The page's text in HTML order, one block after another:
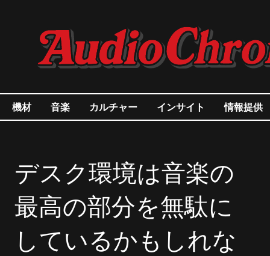
機材 音楽 カルチャー インサイト 情報提供
デスク環境は音楽の
最高の部分を無駄に
しているかもしれな